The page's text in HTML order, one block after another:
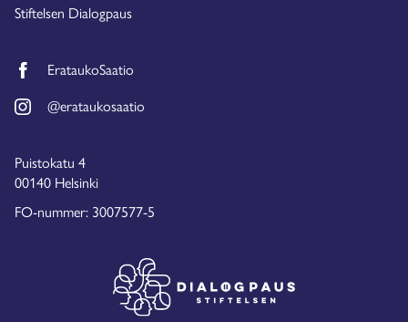
Stiftelsen Dialogpaus
ErataukoSaatio
@erataukosaatio
Puistokatu 4
00140 Helsinki
FO-nummer: 3007577-5